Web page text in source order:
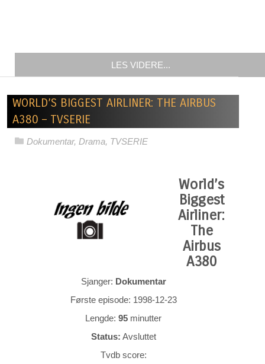
LES VIDERE...
WORLD’S BIGGEST AIRLINER: THE AIRBUS
A380 – TVSERIE
Dokumentar, Drama TVSERIE
World’s
Biggest
Airliner:
The
Airbus
A380
Sjanger: Dokumentar
Første episode: 1998-12-23
Lengde:95 minutter
Status: Avsluttet
Tvdb score: